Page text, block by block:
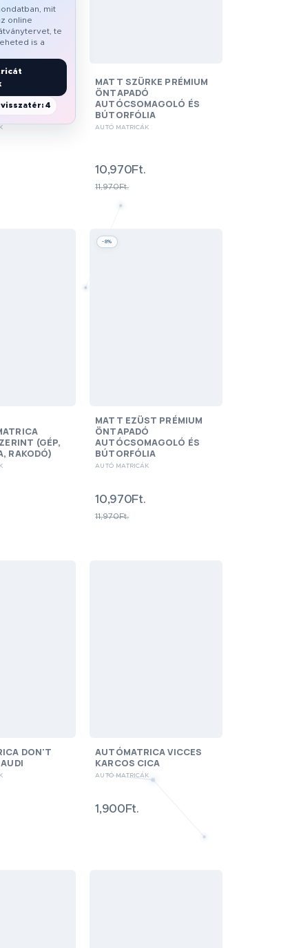
PRÉMIUM
ÉS
mit
online
te
is a
3
MATT SZÜRKE PRÉMIUM
ÖNTAPADÓ
AUTÓCSOMAGOLÓ ÉS
BÚTORFÓLIA
AUTÓ MATRICÁK
11,970Ft.
10,970Ft.
(GÉP,
RAKODÓ)
-8%
MATT EZÜST PRÉMIUM
ÖNTAPADÓ
AUTÓCSOMAGOLÓ ÉS
BÚTORFÓLIA
AUTÓ MATRICÁK
11,970Ft.
10,970Ft.
DON'T
AUTÓMATRICA VICCES
KARCOS CICA
AUTÓ MATRICÁK
1,900Ft.